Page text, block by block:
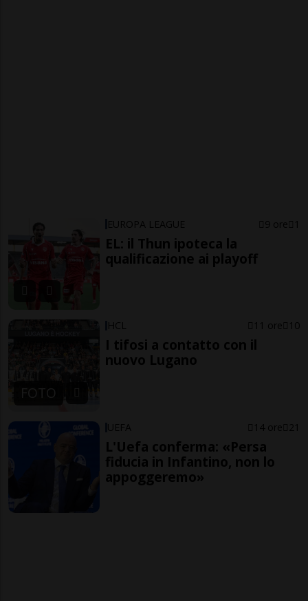
EUROPA LEAGUE 9 ore 1
EL: il Thun ipoteca la
qualificazione ai playoff
FOTO
HCL 11 ore 10
I tifosi a contatto con il
nuovo Lugano
UEFA 14 ore 21
L'Uefa conferma: «Persa
fiducia in Infantino, non lo
appoggeremo»